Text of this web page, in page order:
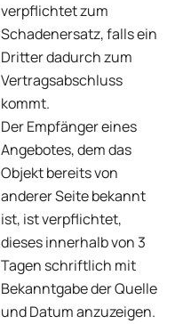
verpflichtet zum
Schadenersatz, falls ein
Dritter dadurch zum
Vertragsabschluss
kommt.
Der Empfänger eines
Angebotes, dem das
Objekt bereits von
anderer Seite bekannt
ist, ist verpflichtet,
dieses innerhalb von 3
Tagen schriftlich mit
Bekanntgabe der Quelle
und Datum anzuzeigen.